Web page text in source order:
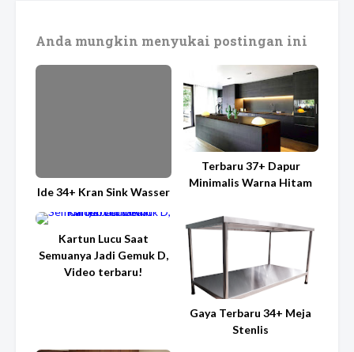
Anda mungkin menyukai postingan ini
Ide 34+ Kran Sink Wasser
Terbaru 37+ Dapur
Minimalis Warna Hitam
Kartun Lucu Saat
Semuanya Jadi Gemuk D,
Video terbaru!
Gaya Terbaru 34+ Meja
Stenlis